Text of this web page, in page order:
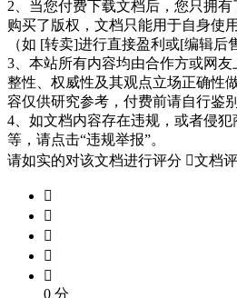
2、当您付费下载文档后，您只拥
购买了版权，文档只能用于自身使
（如 [转卖]进行直接盈利或[编辑后
3、本站所有内容均由合作方或网
整性、权威性及其观点立场正确性
容仅供研究参考，付费前请自行鉴别
4、如文档内容存在违规，或者侵
等，请点击“违规举报”。
请如实的对该文档进行评分 文档





0 分